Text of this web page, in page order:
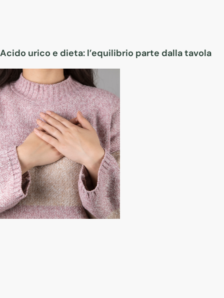
Acido urico e dieta: l’equilibrio parte dalla tavola